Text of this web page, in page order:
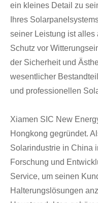
ein kleines Detail zu
Ihres
seiner Leistung ist alles
Schutz vor
der Sicherheit und
wesentlicher
und professionellen
Xiamen SIC New
Hongkong gegründet.
Solarindustrie in China
Forschung und
Service, um seinen
Halterungslösungen